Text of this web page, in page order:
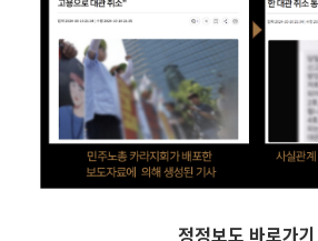
정정보도 바로가기